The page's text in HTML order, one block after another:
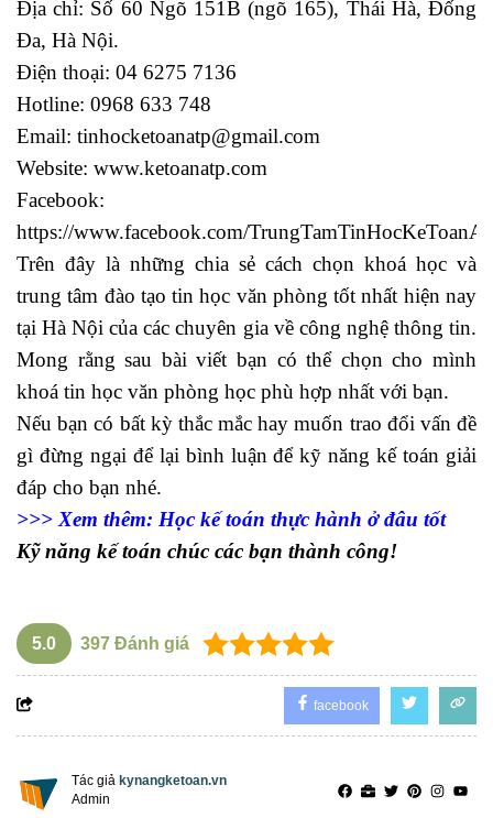
Địa chỉ: Số 60 Ngõ 151B (ngõ 165), Thái Hà, Đống
Đa, Hà Nội.
Điện thoại: 04 6275 7136
Hotline: 0968 633 748
Email: tinhocketoanatp@gmail.com
Website: www.ketoanatp.com
Facebook:
https://www.facebook.com/
Trên đây là những chia sẻ cách chọn khoá học và
trung tâm đào tạo tin học văn phòng tốt nhất hiện nay
tại Hà Nội của các chuyên gia về công nghệ thông tin.
Mong rằng sau bài viết bạn có thể chọn cho mình
khoá tin học văn phòng học phù hợp nhất với bạn.
Nếu bạn có bất kỳ thắc mắc hay muốn trao đổi vấn đề
gì đừng ngại để lại bình luận đểkỹ năng kế toán giải
đáp cho bạn nhé.
>>> Xem thêm: Học kế toán thực hành ở đâu tốt
Kỹ năng kế toán chúc các bạn thành công!
5.0 397 Đánh giá
facebook
Tác giả kynangketoan.vn
Admin